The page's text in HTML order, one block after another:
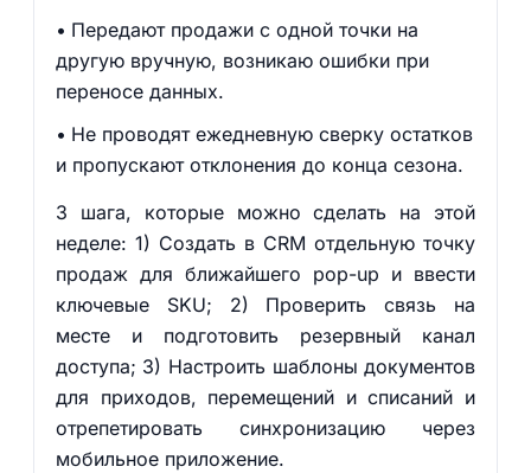
Передают продажи с одной точки на
другую вручную, возникаю ошибки при
переносе данных.
Не проводят ежедневную сверку остатков
и пропускают отклонения до конца сезона.
3 шага, которые можно сделать на этой
неделе: 1) Создать в CRM отдельную точку
продаж для ближайшего pop-up и ввести
ключевые SKU; 2) Проверить связь на
месте и подготовить резервный канал
доступа; 3) Настроить шаблоны документов
для приходов, перемещений и списаний и
отрепетировать синхронизацию через
мобильное приложение.